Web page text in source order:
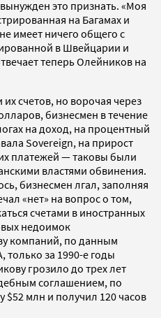
это признать. «Моя
на Багамах и
имеет ничего общего с
в Швейцарии и
теперь Олейников на
счетов, но ворочая через
бизнесмен в течение
на доход, на процентный
Sovereign, на прирост
платежей — таковы были
властями обвинения.
бизнесмен лгал, заполняя
«нет» на вопрос о том,
счетами в иностранных
недоимок
компаний, по данным
за 1990-е годы
грозило до трех лет
соглашением, по
$52 млн и получил 120 часов